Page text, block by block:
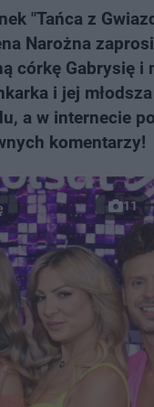
"Tańca z
Narożna
córkę Gabrysię i
i jej
a w internecie
komentarzy!
11